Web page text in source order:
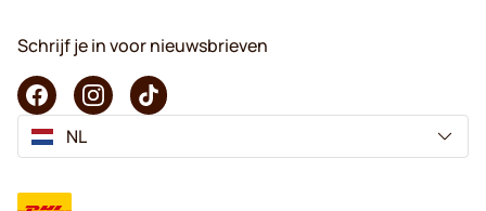
Schrijf je in voor nieuwsbrieven
NL